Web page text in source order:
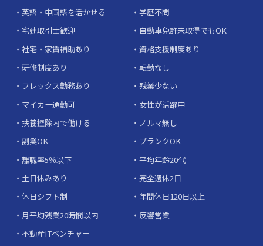
英語・中国語を活かせる
学歴不問
宅建取引士歓迎
自動車免許未取得でもOK
社宅・家賃補助あり
資格支援制度あり
研修制度あり
転勤なし
フレックス勤務あり
残業少ない
マイカー通勤可
女性が活躍中
扶養控除内で働ける
ノルマ無し
副業OK
ブランクOK
離職率5％以下
平均年齢20代
土日休みあり
完全週休2日
休日シフト制
年間休日120日以上
月平均残業20時間以内
反響営業
不動産ITベンチャー